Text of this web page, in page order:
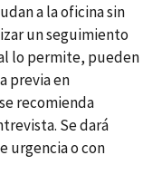
a la oficina sin
un seguimiento
lo permite, pueden
previa en
recomienda
Se dará
urgencia o con